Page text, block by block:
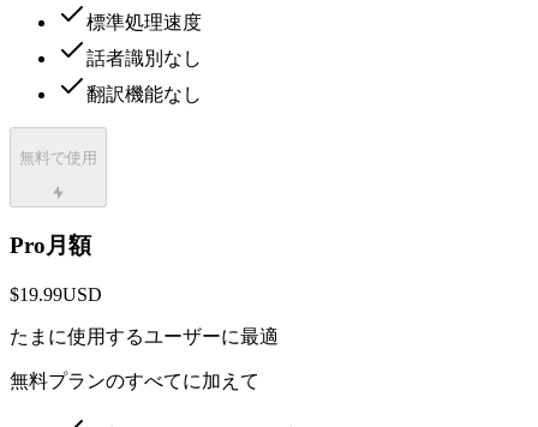
標準処理速度
話者識別なし
翻訳機能なし
無料で使用
Pro月額
$19.99USD
たまに使用するユーザーに最適
無料プランのすべてに加えて